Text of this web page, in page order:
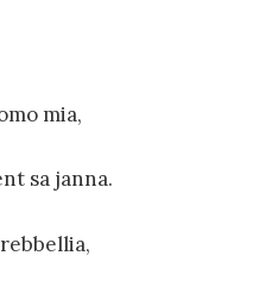
mia,
sa janna.